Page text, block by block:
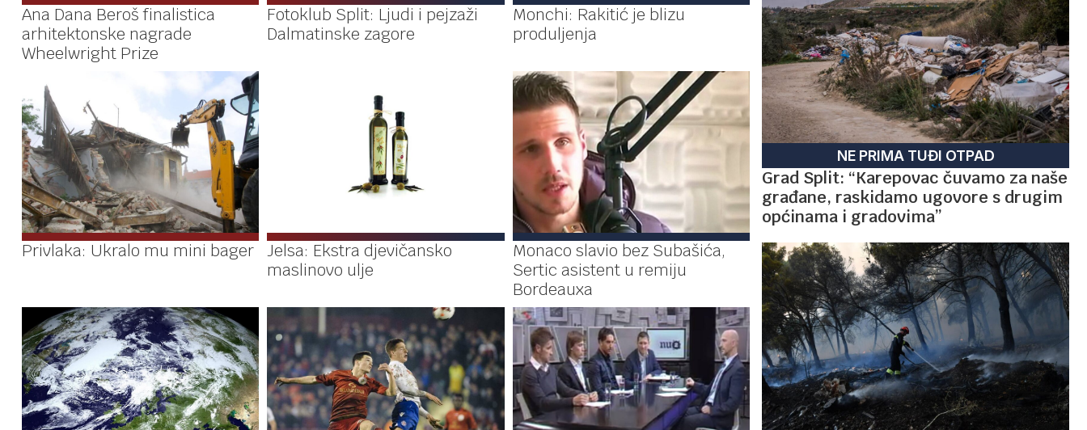
Ana Dana Beroš finalistica
arhitektonske nagrade
Wheelwright Prize
Fotoklub Split: Ljudi i pejzaži
Dalmatinske zagore
Monchi: Rakitić je blizu
produljenja
Privlaka: Ukralo mu mini bager
Jelsa: Ekstra djevičansko
maslinovo ulje
Monaco slavio bez Subašića,
Sertic asistent u remiju
Bordeauxa
NE PRIMA TUĐI OTPAD
Grad Split: “Karepovac čuvamo za naše
građane, raskidamo ugovore s drugim
općinama i gradovima”